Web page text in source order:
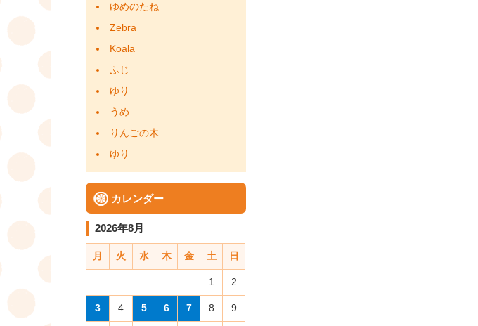
ゆめのたね
Zebra
Koala
ふじ
ゆり
うめ
りんごの木
ゆり
カレンダー
2026年8月
月 火 水 木 金 土 日
1 2
3 4 5 6 7 8 9